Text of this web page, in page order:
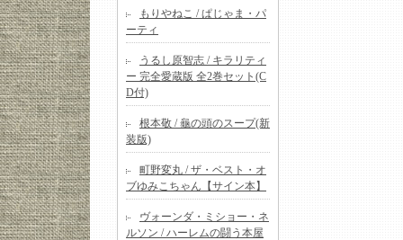
もりやねこ / ぱじゃま・パ
ーティ
うるし原智志 / キラリティ
ー 完全愛蔵版 全2巻セット(C
D付)
根本敬 / 龜の頭のスープ(新
装版)
町野変丸 / ザ・ベスト・オ
ブゆみこちゃん【サイン本】
ヴォーンダ・ミショー・ネ
ルソン / ハーレムの闘う本屋